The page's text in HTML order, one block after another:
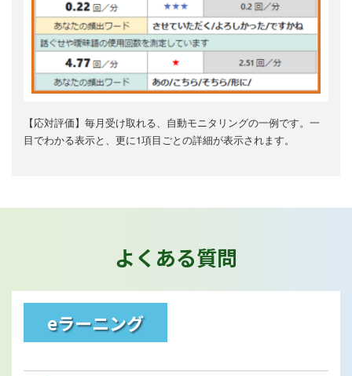
【応対評価】毎月受け取れる、自動モニタリングの一例です。一
目でわかる表示と、更に1項目ごとの詳細が表示されます。
よくある質問
eラーニング